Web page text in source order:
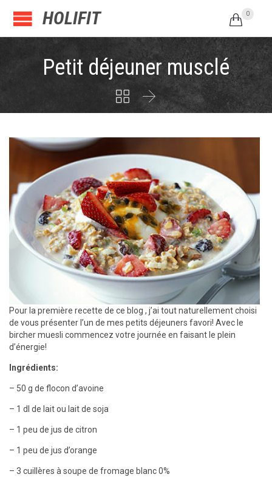
HOLIFIT  0
Petit déjeuner musclé
 
Pour la première recette de ce blog , j’ai tout naturellement choisi
de vous présenter l’un de mes petits déjeuners favori! Avec le
bircher muesli commencez votre journée en faisant le plein
d’énergie!
Ingrédients:
– 50 g de flocon d’avoine
– 1 dl de lait ou lait de soja
– 1 peu de jus de citron
– 1 peu de jus d’orange
– 3 cuillères à soupe de fromage blanc 0%